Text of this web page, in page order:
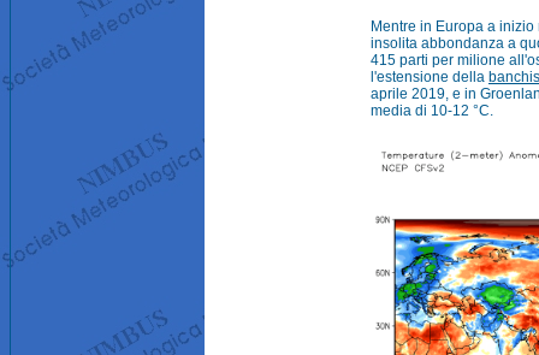
Mentre in Europa a
insolita abbondanza a
415 parti per milione
l'estensione della
aprile 2019, e in
media di 10-12 °C.